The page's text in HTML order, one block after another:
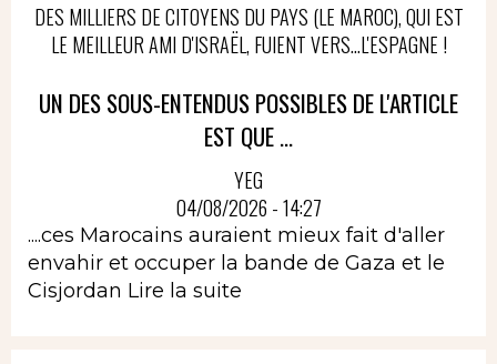
DES MILLIERS DE CITOYENS DU PAYS (LE MAROC), QUI EST
LE MEILLEUR AMI D'ISRAËL, FUIENT VERS...L'ESPAGNE !
UN DES SOUS-ENTENDUS POSSIBLES DE L'ARTICLE
EST QUE ...
YEG
04/08/2026 - 14:27
....ces Marocains auraient mieux fait d'aller
envahir et occuper la bande de Gaza et le
Cisjordan Lire la suite